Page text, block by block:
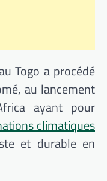
Togo a procédé
au lancement
ayant pour
climatiques
et durable en